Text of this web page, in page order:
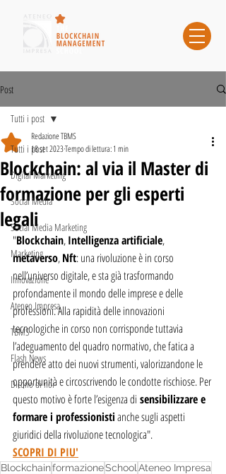
Post
Tutti i post
Digital Marketing
Social Media
Social Media Marketing
Marketing
Innovazione
Ateneo Impresa
TBMS
Flash News
Dicono di noi
Tutti i post
Blockchain: al via il Master di
formazione per gli esperti
legali
Redazione TBMS
18 set 2023Tempo di lettura: 1 min
"Blockchain, Intelligenza artificiale,
metaverso, Nft: una rivoluzione è in corso
nell’universo digitale, e sta già trasformando
profondamente il mondo delle imprese e delle
professioni. Alla rapidità delle innovazioni
tecnologiche in corso non corrisponde tuttavia
l’adeguamento del quadro normativo, che fatica a
prendere atto dei nuovi strumenti, valorizzandone le
opportunità e circoscrivendo le condotte rischiose. Per
questo motivo è forte l’esigenza di sensibilizzare e
formare i professionisti anche sugli aspetti
giuridici della rivoluzione tecnologica".
SCOPRI DI PIU'
BlockchainformazioneSchool Ateneo Impresa